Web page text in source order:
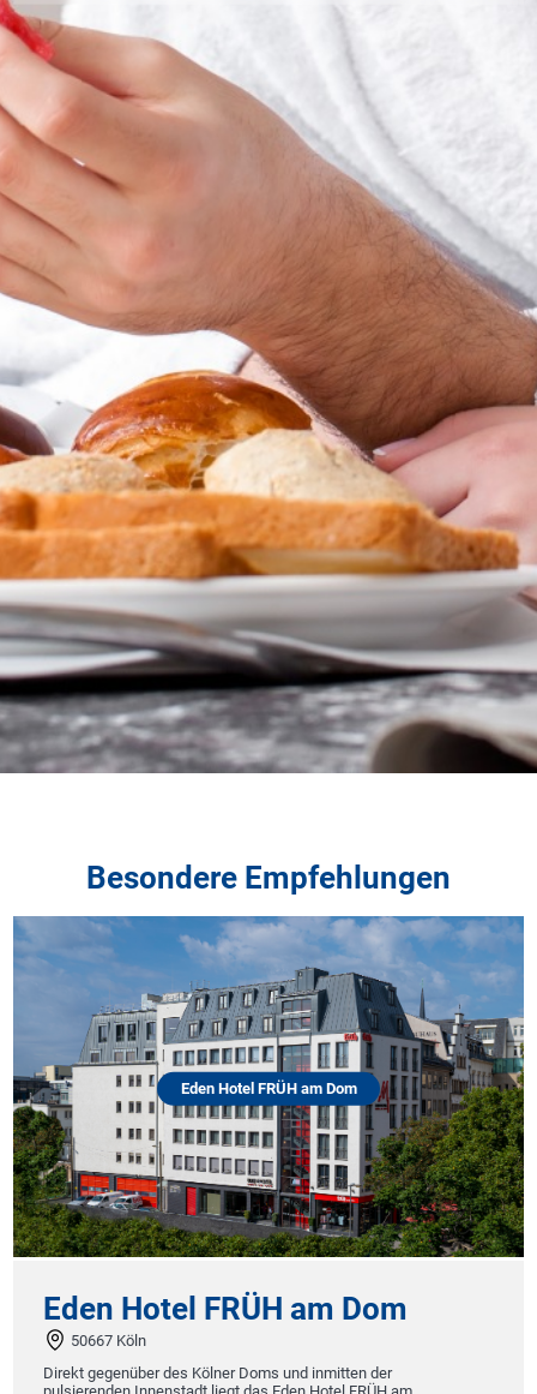
Besondere Empfehlungen
Eden Hotel FRÜH am Dom
Eden Hotel FRÜH am Dom
50667 Köln
Direkt gegenüber des Kölner Doms und inmitten der